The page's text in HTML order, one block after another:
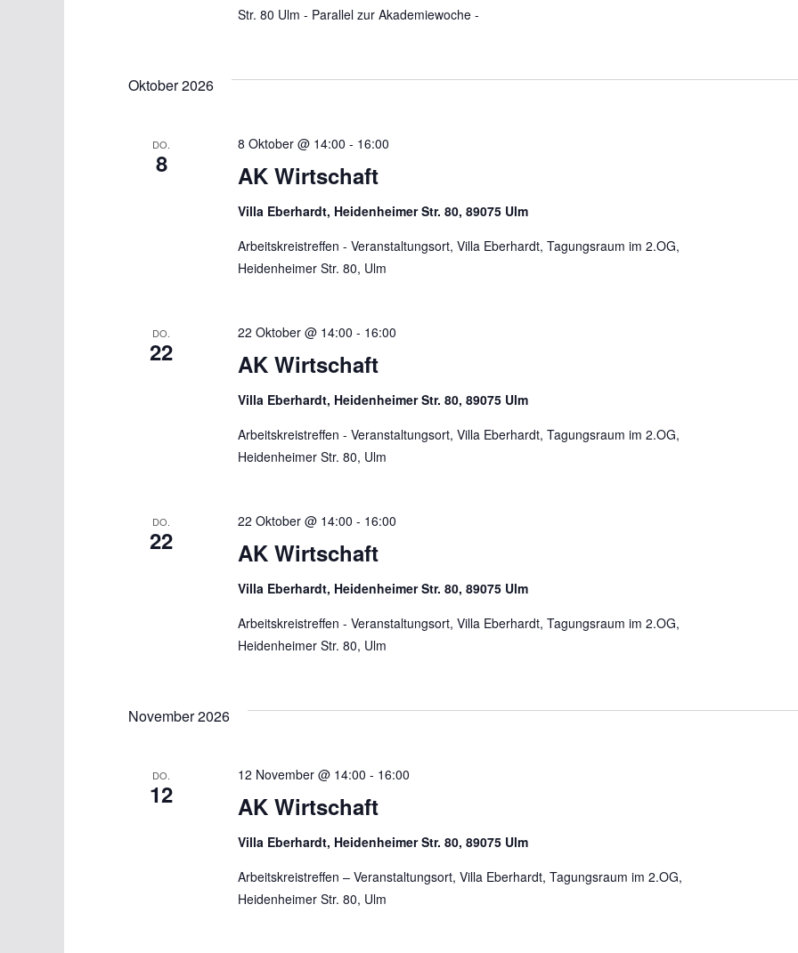
e
Str. 80 Ulm - Parallel zur Akademiewoche -
Oktober 2026
DO.
8 AK Wirtschaft
8 Oktober @ 14:00 - 16:00
Villa Eberhardt, Heidenheimer Str. 80, 89075 Ulm
Arbeitskreistreffen - Veranstaltungsort, Villa Eberhardt, Tagungsraum im 2.OG,
Heidenheimer Str. 80, Ulm
DO.
22 AK Wirtschaft
22 Oktober @ 14:00 - 16:00
Villa Eberhardt, Heidenheimer Str. 80, 89075 Ulm
Arbeitskreistreffen - Veranstaltungsort, Villa Eberhardt, Tagungsraum im 2.OG,
Heidenheimer Str. 80, Ulm
DO.
22 AK Wirtschaft
22 Oktober @ 14:00 - 16:00
Villa Eberhardt, Heidenheimer Str. 80, 89075 Ulm
Arbeitskreistreffen - Veranstaltungsort, Villa Eberhardt, Tagungsraum im 2.OG,
Heidenheimer Str. 80, Ulm
November 2026
DO.
12 AK Wirtschaft
12 November @ 14:00 - 16:00
Villa Eberhardt, Heidenheimer Str. 80, 89075 Ulm
Arbeitskreistreffen – Veranstaltungsort, Villa Eberhardt, Tagungsraum im 2.OG,
Heidenheimer Str. 80, Ulm